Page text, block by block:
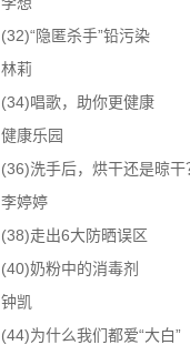
(32)“隐匿杀手”铅污染
林莉
(34)唱歌，助你更健康
健康乐园
(36)洗手后，烘干还是晾干
李婷婷
(38)走出6大防晒误区
(40)奶粉中的消毒剂
钟凯
(44)为什么我们都爱“大白”